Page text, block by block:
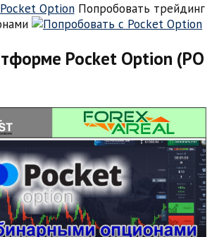
Попробовать трейдинг
Pocket Option (PO